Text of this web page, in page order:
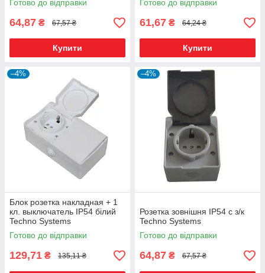
Готово до відправки
64,87 ₴ 67,57 ₴
Купити
Готово до відправки
61,67 ₴ 64,24 ₴
Купити
–4%
Блок розетка накладная + 1
кл. выключатель IP54 білий
Techno Systems
Готово до відправки
129,71 ₴ 135,11 ₴
–4%
Розетка зовнішня IP54 c з/к
Techno Systems
Готово до відправки
64,87 ₴ 67,57 ₴